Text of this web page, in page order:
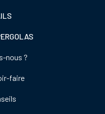
nous ?
faire